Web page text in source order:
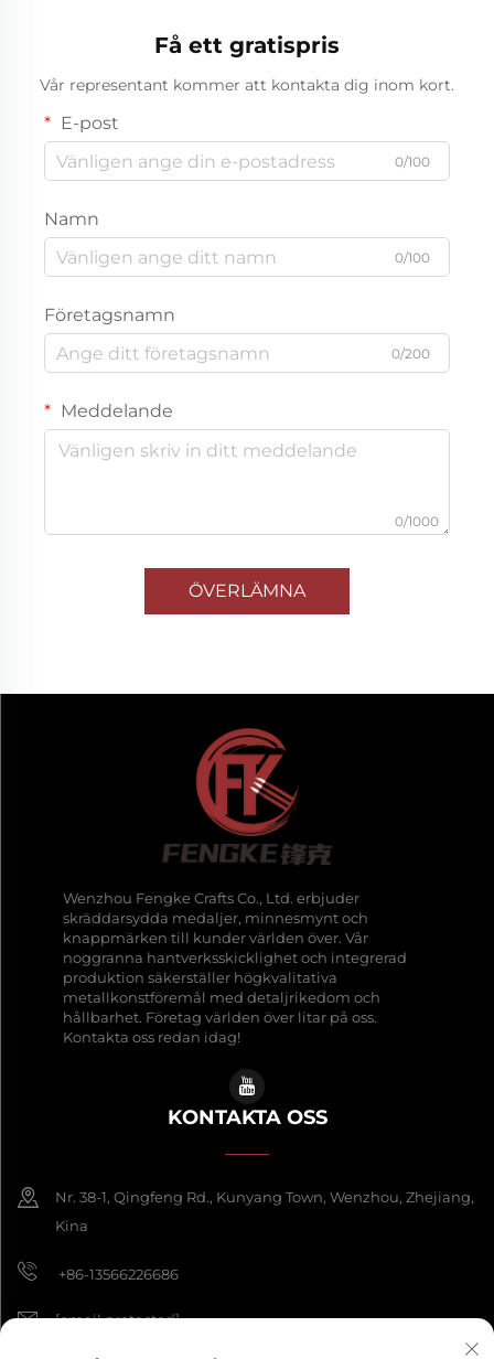
Få ett gratispris
Vår representant kommer att kontakta dig inom kort.
E-post
0/100
Namn
0/100
Företagsnamn
0/200
Meddelande
0/1000
ÖVERLÄMNA
Wenzhou Fengke Crafts Co., Ltd. erbjuder
skräddarsydda medaljer, minnesmynt och
knappmärken till kunder världen över. Vår
noggranna hantverksskicklighet och integrerad
produktion säkerställer högkvalitativa
metallkonstföremål med detaljrikedom och
hållbarhet. Företag världen över litar på oss.
Kontakta oss redan idag!
KONTAKTA OSS
Nr. 38-1, Qingfeng Rd., Kunyang Town, Wenzhou, Zhejiang,
Kina
+86-13566226686
[email protected]